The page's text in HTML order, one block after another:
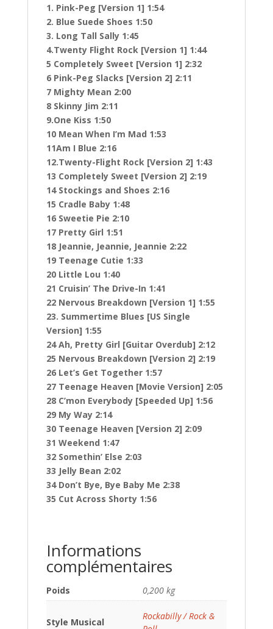
1. Pink-Peg [Version 1] 1:54
2. Blue Suede Shoes 1:50
3. Long Tall Sally 1:45
4.Twenty Flight Rock [Version 1] 1:44
5 Completely Sweet [Version 1] 2:32
6 Pink-Peg Slacks [Version 2] 2:11
7 Mighty Mean 2:00
8 Skinny Jim 2:11
9.One Kiss 1:50
10 Mean When I’m Mad 1:53
11Am I Blue 2:16
12.Twenty-Flight Rock [Version 2] 1:43
13 Completely Sweet [Version 2] 2:19
14 Stockings and Shoes 2:16
15 Cradle Baby 1:48
16 Sweetie Pie 2:10
17 Pretty Girl 1:51
18 Jeannie, Jeannie, Jeannie 2:22
19 Teenage Cutie 1:33
20 Little Lou 1:40
21 Cruisin’ The Drive-In 1:41
22 Nervous Breakdown [Version 1] 1:55
23. Summertime Blues [US Single
Version] 1:55
24 Ah, Pretty Girl [Guitar Overdub] 2:12
25 Nervous Breakdown [Version 2] 2:19
26 Let’s Get Together 1:57
27 Teenage Heaven [Movie Version] 2:05
28 C’mon Everybody [Speeded Up] 1:56
29 My Way 2:14
30 Teenage Heaven [Version 2] 2:09
31 Weekend 1:47
32 Somethin’ Else 2:03
33 Jelly Bean 2:02
34 Don’t Bye, Bye Baby Me 2:38
35 Cut Across Shorty 1:56
Informations
complémentaires
Poids 0,200 kg
Style Musical
Rockabilly / Rock &